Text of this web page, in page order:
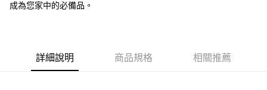
AFTEE先享後付是「在收到商品之後才付款」的支付方式。 讓您購物簡單
３．安心：先確認商品／服務後，再付款。
【「AFTEE先享後付」結帳流程】
ATM付款
全家取貨付款
每筆NT$60，滿NT$599(含以上)免運費
成為您家中的必備品。
詳細說明 商品規格 相關推薦